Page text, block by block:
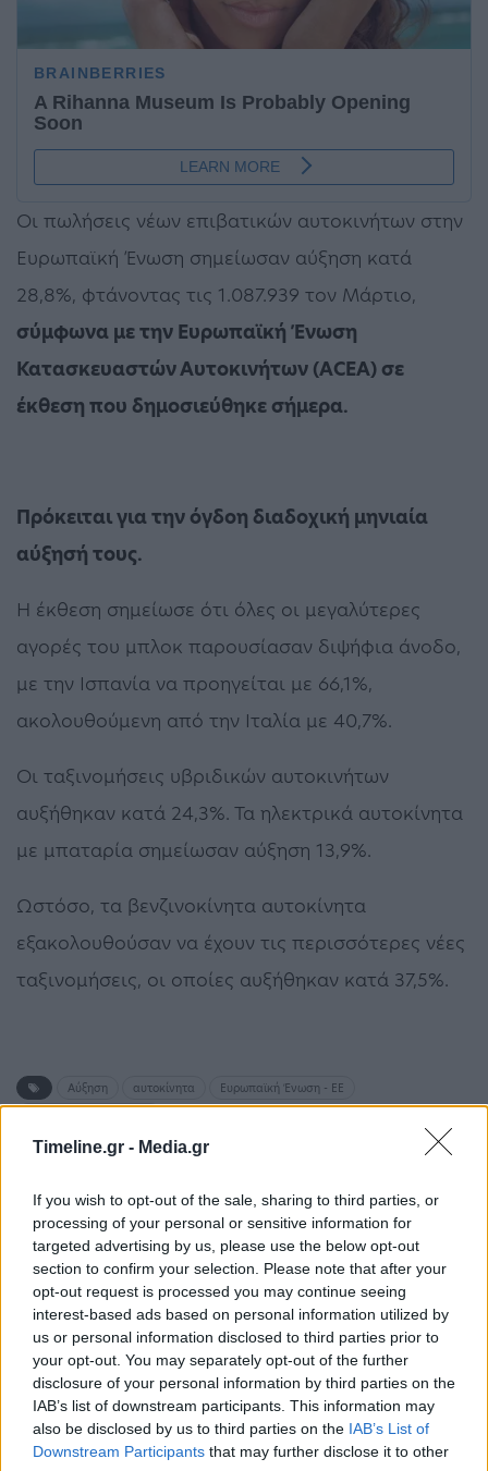
Timeline.gr - Media.gr
If you wish to opt-out of the sale, sharing to third parties, or
processing of your personal or sensitive information for
targeted advertising by us, please use the below opt-out
section to confirm your selection. Please note that after your
opt-out request is processed you may continue seeing
interest-based ads based on personal information utilized by
us or personal information disclosed to third parties prior to
your opt-out. You may separately opt-out of the further
disclosure of your personal information by third parties on the
IAB’s list of downstream participants. This information may
also be disclosed by us to third parties on the IAB’s List of
Downstream Participants that may further disclose it to other
Οι πωλήσεις νέων επιβατικών αυτοκινήτων στην
Ευρωπαϊκή Ένωση σημείωσαν αύξηση κατά
28,8%, φτάνοντας τις 1.087.939 τον Μάρτιο,
σύμφωνα με την Ευρωπαϊκή Ένωση
Κατασκευαστών Αυτοκινήτων (ACEA) σε
έκθεση που δημοσιεύθηκε σήμερα.
Πρόκειται για την όγδοη διαδοχική μηνιαία
αύξησή τους.
Η έκθεση σημείωσε ότι όλες οι μεγαλύτερες
αγορές του μπλοκ παρουσίασαν διψήφια άνοδο,
με την Ισπανία να προηγείται με 66,1%,
ακολουθούμενη από την Ιταλία με 40,7%.
Οι ταξινομήσεις υβριδικών αυτοκινήτων
αυξήθηκαν κατά 24,3%. Τα ηλεκτρικά αυτοκίνητα
με μπαταρία σημείωσαν αύξηση 13,9%.
Ωστόσο, τα βενζινοκίνητα αυτοκίνητα
εξακολουθούσαν να έχουν τις περισσότερες νέες
ταξινομήσεις, οι οποίες αυξήθηκαν κατά 37,5%.
Αύξηση αυτοκίνητα
Ευρωπαϊκή Ένωση - ΕΕ
ΠΡΟΗΓΟΎΜΕΝΟ ΆΡΘΡΟ
Εξυπηρέτηση πολιτών –
Καθολική αναβάθμιση
της Γραμμής «1595» από
το Δήμο Αθηναίων
ΕΠΌΜΕΝΟ ΆΡΘΡΟ
ΥΠΠΟ: Αποκαθίσταται το
κάστρο Ζακύνθου
Μπορεί επίσης να σε ενδιαφέρει
ΟΙΚΟΝΟΜΊΑ HISTORY & CULTURE